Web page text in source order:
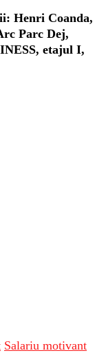
Henri Coanda,
Parc Dej,
etajul I,
Salariu motivant